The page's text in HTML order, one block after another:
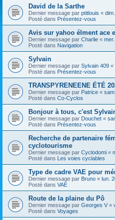
David de la Sarthe
Dernier message par ptitlouis «
Posté dans Présentez-vous
Avis sur yahoo élment ace
Dernier message par Charlie «
Posté dans Navigation
Sylvain
Dernier message par Sylvain 409 «
Posté dans Présentez-vous
TRANSPYRENEENE ÉTÉ
Dernier message par Patrice «
Posté dans Co-Cyclos
Bonjour à tous, c'est
Dernier message par Douchet «
Posté dans Présentez-vous
Recherche de partenaire
cyclotourisme
Dernier message par Cyclodomi «
Posté dans Les voies cyclables
Type de cadre VAE pour
Dernier message par Bruno « lun.
Posté dans VAE
Route de la plaine du Pô
Dernier message par Georges V «
Posté dans Voyages